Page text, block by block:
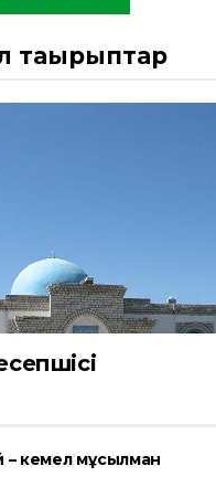
тақырыптар
– кемел мұсылман